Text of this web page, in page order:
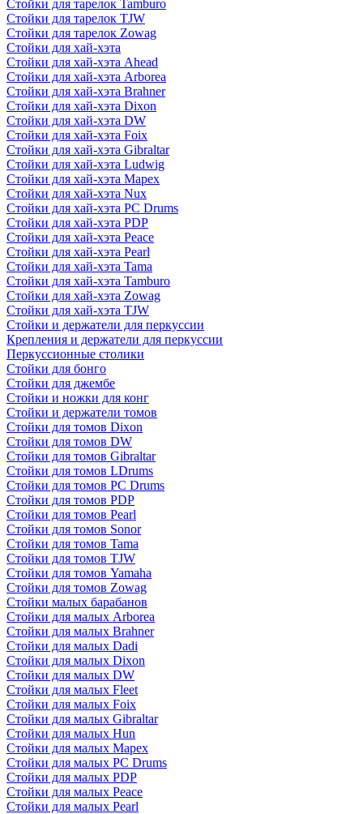
Стойки для тарелок Tamburo
Стойки для тарелок TJW
Стойки для тарелок Zowag
Стойки для хай-хэта
Стойки для хай-хэта Ahead
Стойки для хай-хэта Arborea
Стойки для хай-хэта Brahner
Стойки для хай-хэта Dixon
Стойки для хай-хэта DW
Стойки для хай-хэта Foix
Стойки для хай-хэта Gibraltar
Стойки для хай-хэта Ludwig
Стойки для хай-хэта Mapex
Стойки для хай-хэта Nux
Стойки для хай-хэта PC Drums
Стойки для хай-хэта PDP
Стойки для хай-хэта Peace
Стойки для хай-хэта Pearl
Стойки для хай-хэта Tama
Стойки для хай-хэта Tamburo
Стойки для хай-хэта Zowag
Стойки для хай-хэта TJW
Стойки и держатели для перкуссии
Крепления и держатели для перкуссии
Перкуссионные столики
Стойки для бонго
Стойки для джембе
Стойки и ножки для конг
Стойки и держатели томов
Стойки для томов Dixon
Стойки для томов DW
Стойки для томов Gibraltar
Стойки для томов LDrums
Стойки для томов PC Drums
Стойки для томов PDP
Стойки для томов Pearl
Стойки для томов Sonor
Стойки для томов Tama
Стойки для томов TJW
Стойки для томов Yamaha
Стойки для томов Zowag
Стойки малых барабанов
Стойки для малых Arborea
Стойки для малых Brahner
Стойки для малых Dadi
Стойки для малых Dixon
Стойки для малых DW
Стойки для малых Fleet
Стойки для малых Foix
Стойки для малых Gibraltar
Стойки для малых Hun
Стойки для малых Mapex
Стойки для малых PC Drums
Стойки для малых PDP
Стойки для малых Peace
Стойки для малых Pearl